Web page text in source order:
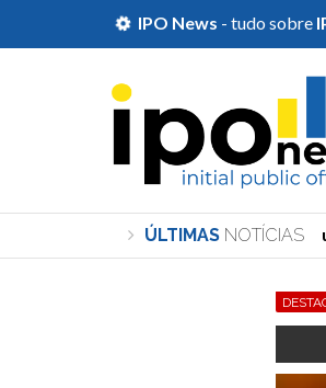
IPO News - tudo sobre
ÚLTIMAS NOTÍCIAS
Durigan diz